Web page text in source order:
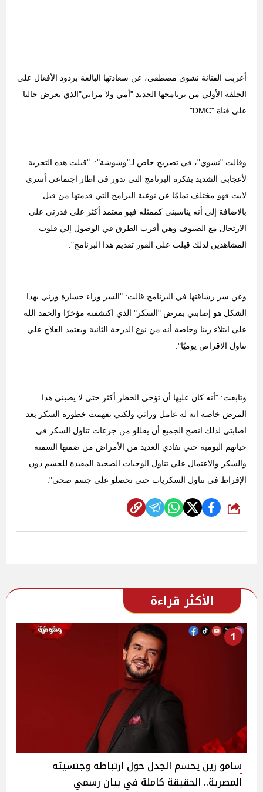
أعربت الفنانة نشوي مصطفي، عن سعادتها البالغة بردود الأفعال على
الحلقة الأولي من برنامجها الجديد "أمي ولا مراتي"الذي يعرض حاليا
علي قناة "DMC
".
وقالت "نشوي"، في تصريح خاص لـ"وشوشة": "قبلت هذه التجربة
لأعجابي الشديد بفكرة البرنامج التي تدور في اطار اجتماعي أسري
لايت فهو مختلف تمامًا عن نوعية البرامج التي قدمتها من قبل
بالاضافة إلي أنه يناسبني كممثله فهو معتمد أكثر علي قدرتي علي
الارتجال مع الضيوف وهي أقرب الطرق في الوصول إلي قلوب
المشاهدين لذلك قبلت علي الفور تقديم هذا البرنامج".
وعن سر رشاقتها في البرنامج قالت: "السر وراء خسارة وزني بهذا
الشكل هو إصابتي بمرض "السكر" الذي اكتشفته مؤخرًا والحمد الله
علي ابتلاء ربنا وخاصة أنه من نوع الدرجة الثانية ويعتمد العلاج علي
تناول الاقراص يوميًا".
وتابعت: "أنه كان عليها أن تؤخي الحظر أكثر حتي لا يصبني هذا
المرض خاصة انه له عامل وراثي ولكني تفهمت خطورة السكر بعد
اصابتي لذلك انصح الجميع أن يقللو من جرعات تناول السكر في
حياتهم اليومية حتي تفادي العديد من الأمراض من ضمنها السمنة
والسكر والاعتمال علي تناول الوجبات الصحية المفيدة للجسم دون
الإفراط في تناول السكريات حتي تحصلو علي جسم صحي".
شارك
الأكثر قراءة
1
سامو زين يحسم الجدل حول ارتباطه وجنسيته
المصرية.. الحقيقة كاملة في بيان رسمي